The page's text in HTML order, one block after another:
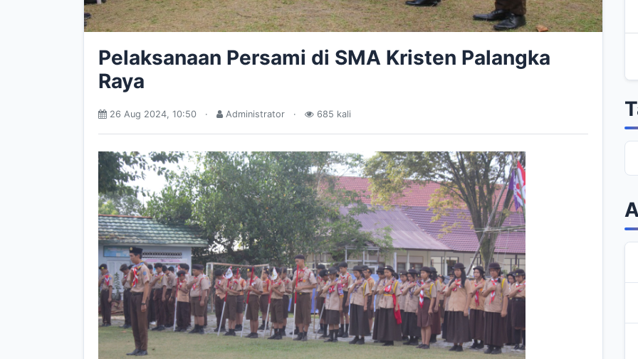
Pelaksanaan Persami di SMA Kristen Palangka
Raya
26 Aug 2024, 10:50 · Administrator · 685 kali